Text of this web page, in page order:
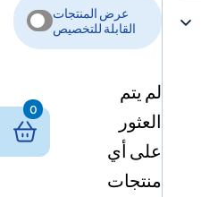
عرض المنتجات
القابلة للتخصيص
لم يتم
العثور
على أي
منتجات
0